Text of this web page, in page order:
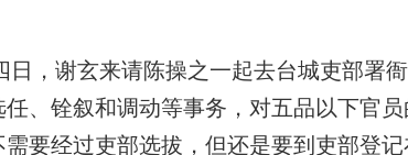
，谢玄来请陈操之一起去台城吏部署
、铨叙和调动等事务，对五品以下官
要经过吏部选拔，但还是要到吏部登记